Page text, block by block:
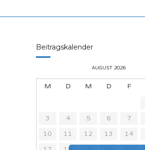
Beitragskalender
AUGUST 2026
M D M D F
3
4 5 6 7
10
11 12 13 14